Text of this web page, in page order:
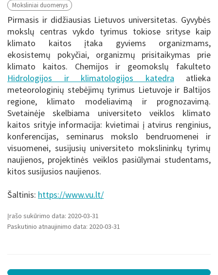
Moksliniai duomenys
Pirmasis ir didžiausias Lietuvos universitetas. Gyvybės
mokslų centras vykdo tyrimus tokiose srityse kaip
klimato kaitos įtaka gyviems organizmams,
ekosistemų pokyčiai, organizmų prisitaikymas prie
klimato kaitos. Chemijos ir geomokslų fakulteto
Hidrologijos ir klimatologijos katedra atlieka
meteorologinių stebėjimų tyrimus Lietuvoje ir Baltijos
regione, klimato modeliavimą ir prognozavimą.
Svetainėje skelbiama universiteto veiklos klimato
kaitos srityje informacija: kvietimai į atvirus renginius,
konferencijas, seminarus mokslo bendruomenei ir
visuomenei, susijusių universiteto mokslininkų tyrimų
naujienos, projektinės veiklos pasiūlymai studentams,
kitos susijusios naujienos.
Šaltinis: https://www.vu.lt/
Įrašo sukūrimo data: 2020-03-31
Paskutinio atnaujinimo data: 2020-03-31